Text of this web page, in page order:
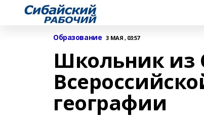
Образование 3 МАЯ , 03:57
Школьник из
географии